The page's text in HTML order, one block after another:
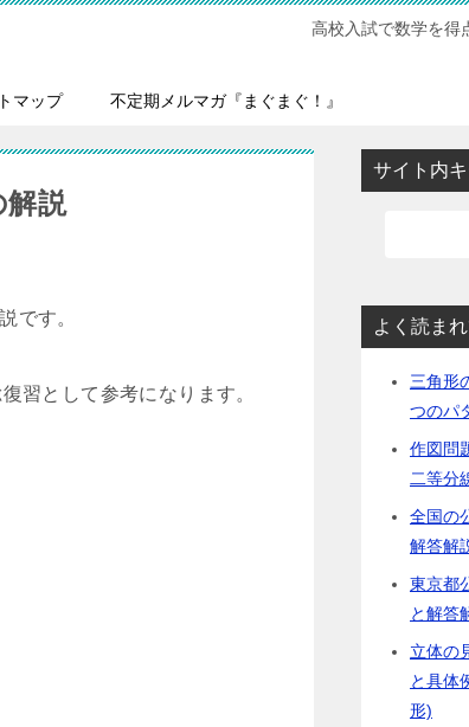
高校入試で数学を得
マップ 不定期メルマガ『まぐまぐ！』
解説
です。
習として参考になります。
サイト内
よく読ま
三角形
つのパ
作図問
二等分
全国の
解答解
東京都
と解答
立体の
と具体
形)